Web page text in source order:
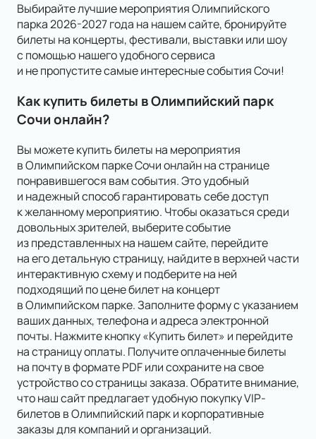
Выбирайте лучшие мероприятия Олимпийского
парка 2026-2027 года на нашем сайте, бронируйте
билеты на концерты, фестивали, выставки или шоу
с помощью нашего удобного сервиса
и не пропустите самые интересные события Сочи!
Как купить билеты в Олимпийский парк
Сочи онлайн?
Вы можете купить билеты на мероприятия
в Олимпийском парке Сочи онлайн на странице
понравившегося вам события. Это удобный
и надежный способ гарантировать себе доступ
к желанному мероприятию. Чтобы оказаться среди
довольных зрителей, выберите событие
из представленных на нашем сайте, перейдите
на его детальную страницу, найдите в верхней части
интерактивную схему и подберите на ней
подходящий по цене билет на концерт
в Олимпийском парке. Заполните форму с указанием
ваших данных, телефона и адреса электронной
почты. Нажмите кнопку «Купить билет» и перейдите
на страницу оплаты. Получите оплаченные билеты
на почту в формате PDF или сохраните на свое
устройство со страницы заказа. Обратите внимание,
что наш сайт предлагает удобную покупку VIP-
билетов в Олимпийский парк и корпоративные
заказы для компаний и организаций.